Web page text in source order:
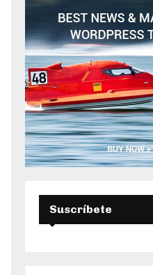
Suscríbete